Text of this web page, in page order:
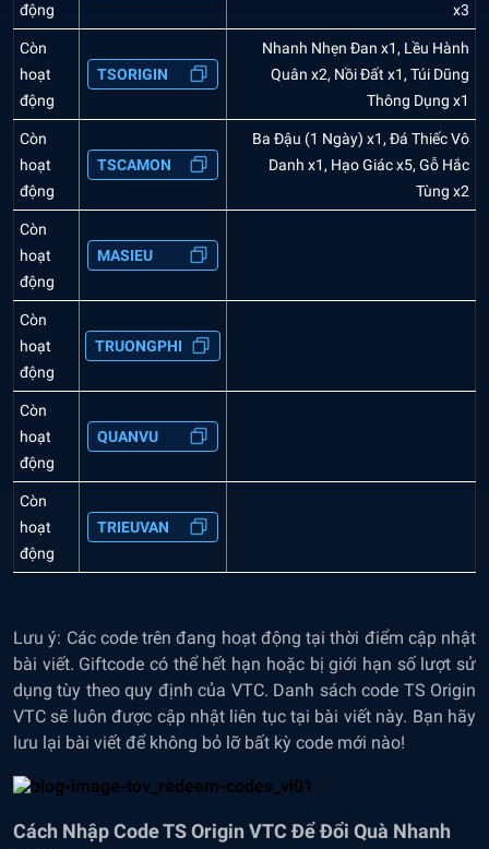
động
x3
Còn
hoạt
động
TSORIGIN
Nhanh Nhẹn Đan x1, Lều Hành
Quân x2, Nồi Đất x1, Túi Dũng
Thông Dụng x1
Còn
hoạt
động
TSCAMON
Ba Đậu (1 Ngày) x1, Đá Thiếc Vô
Danh x1, Hạo Giác x5, Gỗ Hắc
Tùng x2
Còn
hoạt
động
MASIEU
Còn
hoạt
động
TRUONGPHI
Còn
hoạt
động
QUANVU
Còn
hoạt
động
TRIEUVAN
Lưu ý: Các code trên đang hoạt động tại thời điểm cập nhật
bài viết. Giftcode có thể hết hạn hoặc bị giới hạn số lượt sử
dụng tùy theo quy định của VTC. Danh sách code TS Origin
VTC sẽ luôn được cập nhật liên tục tại bài viết này. Bạn hãy
lưu lại bài viết để không bỏ lỡ bất kỳ code mới nào!
Cách Nhập Code TS Origin VTC Để Đổi Quà Nhanh